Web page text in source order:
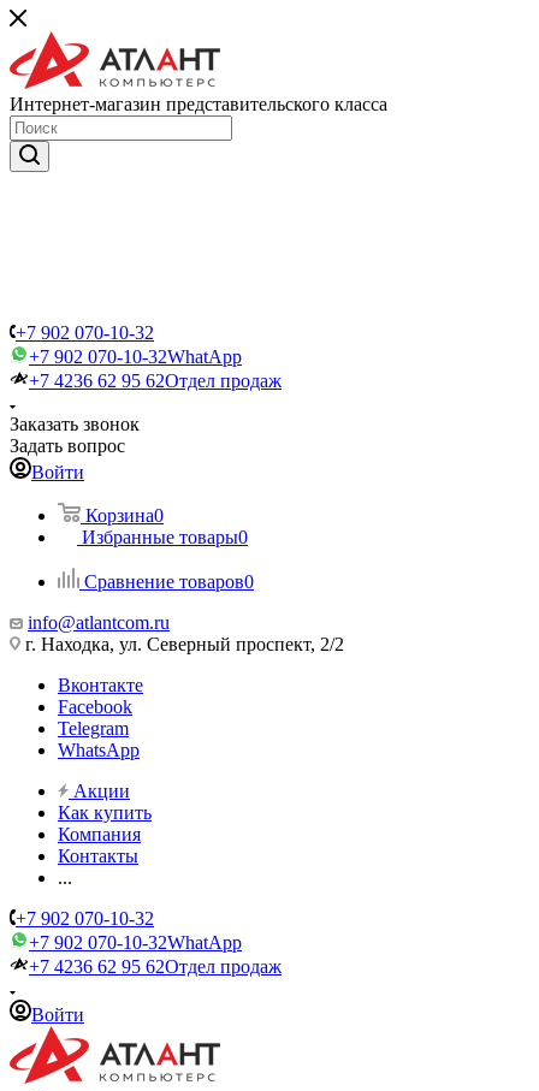
Интернет-магазин представительского класса
+7 902 070-10-32
+7 902 070-10-32WhatApp
+7 4236 62 95 62Отдел продаж
Заказать звонок
Задать вопрос
Войти
Корзина0
Избранные товары0
Сравнение товаров0
info@atlantcom.ru
г. Находка, ул. Северный проспект, 2/2
Вконтакте
Facebook
Telegram
WhatsApp
Акции
Как купить
Компания
Контакты
...
+7 902 070-10-32
+7 902 070-10-32WhatApp
+7 4236 62 95 62Отдел продаж
Войти